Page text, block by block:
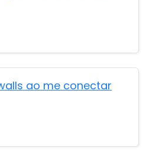
ao me conectar